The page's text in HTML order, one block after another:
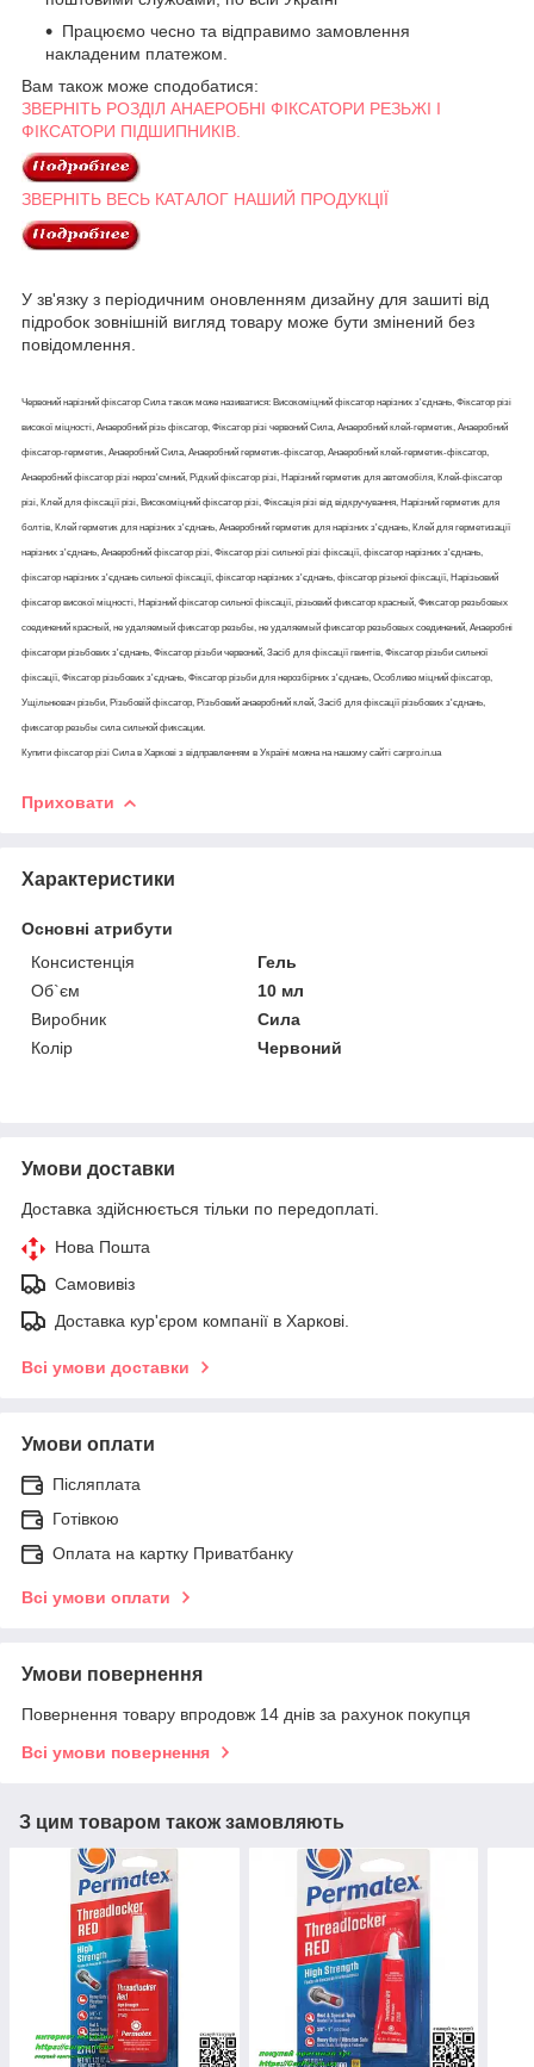
Працюємо чесно та відправимо замовлення
накладеним платежом.
Вам також може сподобатися:
ЗВЕРНІТЬ РОЗДІЛ АНАЕРОБНІ ФІКСАТОРИ РЕЗЬЖІ І
ФІКСАТОРИ ПІДШИПНИКІВ.
ЗВЕРНІТЬ ВЕСЬ КАТАЛОГ НАШИЙ ПРОДУКЦІЇ
У зв'язку з періодичним оновленням дизайну для зашиті від
підробок зовнішній вигляд товару може бути змінений без
повідомлення.
Червоний нарізний фіксатор Сила також може називатися: Високоміцний фіксатор нарізних з'єднань, Фіксатор різі
високої міцності, Анаеробний різь фіксатор, Фіксатор різі червоний Сила, Анаеробний клей-герметик, Анаеробний
фіксатор-герметик, Анаеробний Сила, Анаеробний герметик-фіксатор, Анаеробний клей-герметик-фіксатор,
Анаеробний фіксатор різі нероз'ємний, Рідкий фіксатор різі, Нарізний герметик для автомобіля, Клей-фіксатор
різі, Клей для фіксації різі, Високоміцний фіксатор різі, Фіксація різі від відкручування, Нарізний герметик для
болтів, Клей герметик для нарізних з'єднань, Анаеробний герметик для нарізних з'єднань, Клей для герметизації
нарізних з'єднань, Анаеробний фіксатор різі, Фіксатор різі сильної різі фіксації, фіксатор нарізних з'єднань,
фіксатор нарізних з'єднань сильної фіксації, фіксатор нарізних з'єднань, фіксатор різьної фіксації, Нарізьовий
фіксатор високої міцності, Нарізний фіксатор сильної фіксації, різьовий фиксатор красный, Фиксатор резьбовых
соединений красный, не удаляемый фиксатор резьбы, не удаляемый фиксатор резьбовых соединений, Анаеробні
фіксатори різьбових з'єднань, Фіксатор різьби червоний, Засіб для фіксації гвинтів, Фіксатор різьби сильної
фіксації, Фіксатор різьбових з'єднань, Фіксатор різьби для нерозбірних з'єднань, Особливо міцний фіксатор,
Ущільнювач різьби, Різьбовій фіксатор, Різьбовий анаеробний клей, Засіб для фіксації різьбових з'єднань,
фиксатор резьбы сила сильной фиксации.
Купити фіксатор різі Сила в Харкові з відправленням в Україні можна на нашому сайті carpro.in.ua
Приховати
Характеристики
Основні атрибути
Консистенція
Гель
Об`єм
10 мл
Виробник
Сила
Колір
Червоний
Умови доставки
Доставка здійснюється тільки по передоплаті.
Нова Пошта
Самовивіз
Доставка кур'єром компанії в Харкові.
Всі умови доставки
Умови оплати
Післяплата
Готівкою
Оплата на картку Приватбанку
Всі умови оплати
Умови повернення
Повернення товару впродовж 14 днів за рахунок покупця
Всі умови повернення
З цим товаром також замовляють